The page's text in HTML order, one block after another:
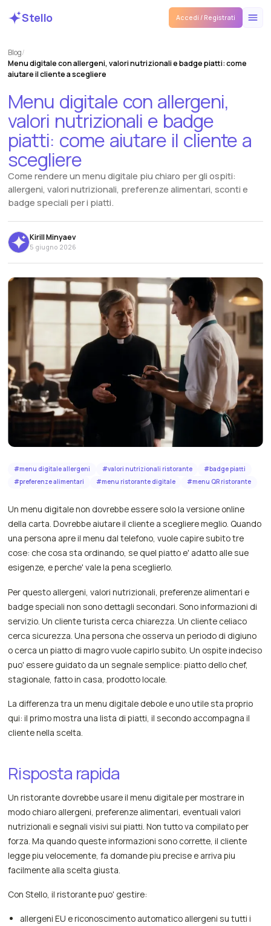
Stello Accedi / Registrati
Blog/
Menu digitale con allergeni, valori nutrizionali e badge piatti: come
aiutare il cliente a scegliere
Menu digitale con allergeni,
valori nutrizionali e badge
piatti: come aiutare il cliente a
scegliere
Come rendere un menu digitale piu chiaro per gli ospiti:
allergeni, valori nutrizionali, preferenze alimentari, sconti e
badge speciali per i piatti.
Kirill Minyaev
5 giugno 2026
#menu digitale allergeni #valori nutrizionali ristorante #badge piatti
#preferenze alimentari #menu ristorante digitale #menu QR ristorante
Un menu digitale non dovrebbe essere solo la versione online
della carta. Dovrebbe aiutare il cliente a scegliere meglio. Quando
una persona apre il menu dal telefono, vuole capire subito tre
cose: che cosa sta ordinando, se quel piatto e' adatto alle sue
esigenze, e perche' vale la pena sceglierlo.
Per questo allergeni, valori nutrizionali, preferenze alimentari e
badge speciali non sono dettagli secondari. Sono informazioni di
servizio. Un cliente turista cerca chiarezza. Un cliente celiaco
cerca sicurezza. Una persona che osserva un periodo di digiuno
o cerca un piatto di magro vuole capirlo subito. Un ospite indeciso
puo' essere guidato da un segnale semplice: piatto dello chef,
stagionale, fatto in casa, prodotto locale.
La differenza tra un menu digitale debole e uno utile sta proprio
qui: il primo mostra una lista di piatti, il secondo accompagna il
cliente nella scelta.
Risposta rapida
Un ristorante dovrebbe usare il menu digitale per mostrare in
modo chiaro allergeni, preferenze alimentari, eventuali valori
nutrizionali e segnali visivi sui piatti. Non tutto va compilato per
forza. Ma quando queste informazioni sono corrette, il cliente
legge piu velocemente, fa domande piu precise e arriva piu
facilmente alla scelta giusta.
Con Stello, il ristorante puo' gestire:
allergeni EU e riconoscimento automatico allergeni su tutti i